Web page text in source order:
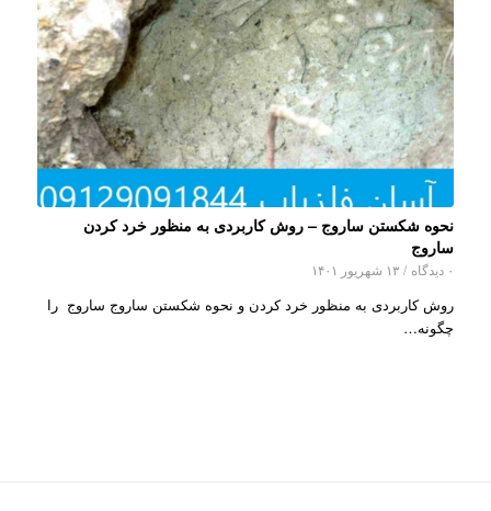
نحوه شکستن ساروج – روش کاربردی به منظور خرد کردن
ساروج
۰ دیدگاه / ۱۳ شهریور ۱۴۰۱
روش کاربردی به منظور خرد کردن و نحوه شکستن ساروج ساروج را
چگونه…